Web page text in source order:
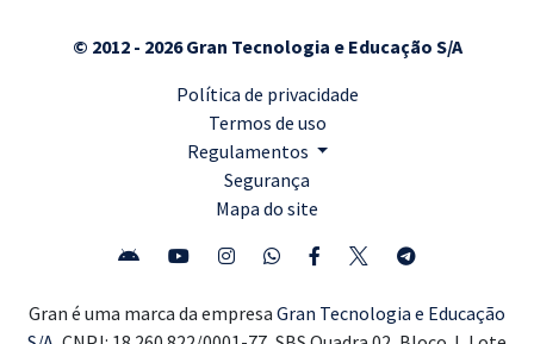
© 2012 - 2026 Gran Tecnologia e Educação S/A
Política de privacidade
Termos de uso
Regulamentos
Segurança
Mapa do site
Gran é uma marca da empresa Gran Tecnologia e Educação